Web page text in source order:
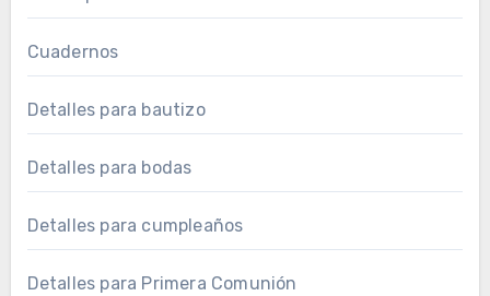
Cuadernos
Detalles para bautizo
Detalles para bodas
Detalles para cumpleaños
Detalles para Primera Comunión